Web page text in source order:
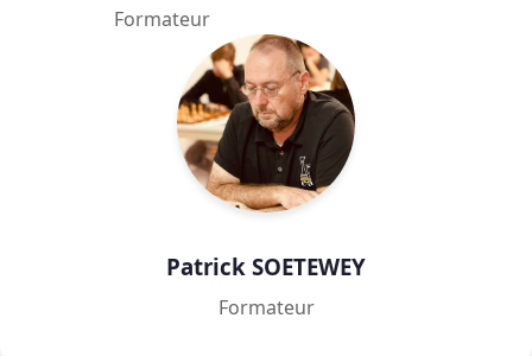
Formateur
Patrick SOETEWEY
Formateur